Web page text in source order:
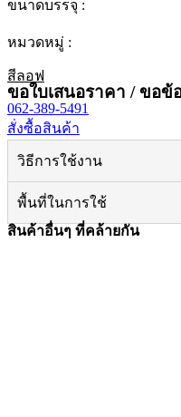
ขนาดบรรจุ :
หมวดหมู่ :
สีลอฟ
ขอใบเสนอราคา / ขอข้
062-389-5491
สั่งซื้อสินค้า
วิธีการใช้งาน
พื้นที่ในการใช้
สินค้าอื่นๆ ที่คล้ายกัน